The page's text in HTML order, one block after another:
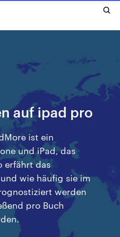
auf ipad pro
ist ein
und iPad, das
erfährt das
wie häufig sie im
werden
pro Buch